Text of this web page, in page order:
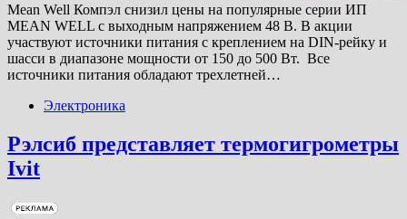
Mean Well Компэл снизил цены на популярные серии ИП
MEAN WELL с выходным напряжением 48 В. В акции
участвуют источники питания с креплением на DIN-рейку и
шасси в диапазоне мощности от 150 до 500 Вт. Все
источники питания обладают трехлетней…
Электроника
Рэлсиб представляет термогигрометры
Ivit